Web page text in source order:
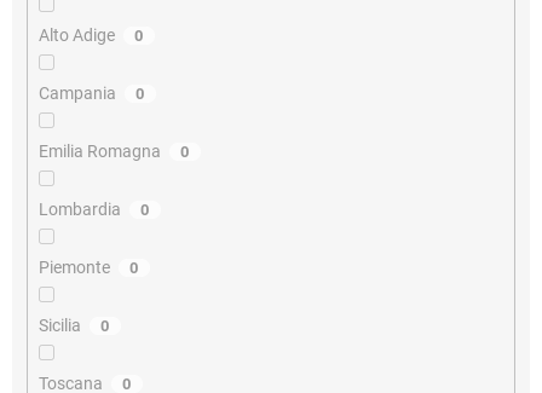
Alto Adige 0
Campania 0
Emilia Romagna 0
Lombardia 0
Piemonte 0
Sicilia 0
Toscana 0